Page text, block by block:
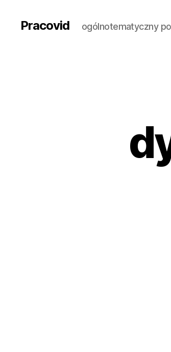
Pracovid ogólnotematyczny